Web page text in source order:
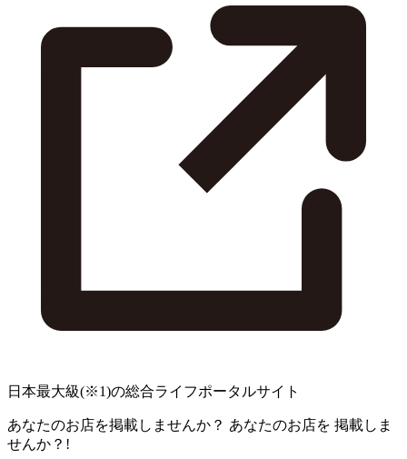
日本最大級(※1)の総合ライフポータルサイト
あなたのお店を掲載しませんか？ あなたのお店を 掲載しま
せんか？!